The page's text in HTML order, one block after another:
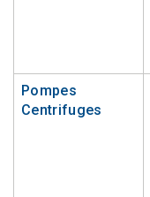
Pompes
Centrifuges